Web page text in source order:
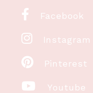
 Facebook
 Instagram
 Pinterest
 Youtube